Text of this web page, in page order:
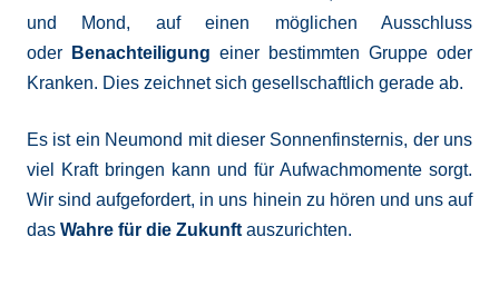
und Mond, auf einen möglichen Ausschluss
oder
Benachteiligung einer bestimmten Gruppe oder
Kranken. Dies zeichnet sich gesellschaftlich gerade ab.
Es ist ein Neumond mit dieser Sonnenfinsternis, der uns
viel Kraft bringen kann und für Aufwachmomente sorgt.
Wir sind aufgefordert, in uns hinein zu hören und uns auf
das Wahre für die Zukunft auszurichten.